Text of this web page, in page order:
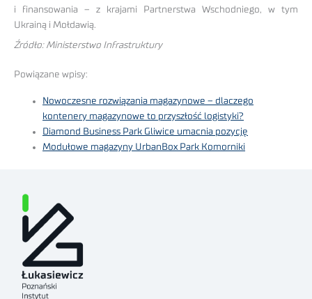
i finansowania – z krajami Partnerstwa Wschodniego, w tym
Ukrainą i Mołdawią.
Źródło: Ministerstwo Infrastruktury
Powiązane wpisy:
Nowoczesne rozwiązania magazynowe – dlaczego
kontenery magazynowe to przyszłość logistyki?
Diamond Business Park Gliwice umacnia pozycję
Modułowe magazyny UrbanBox Park Komorniki